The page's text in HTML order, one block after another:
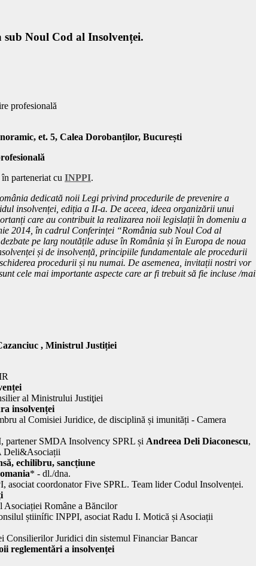
Noul Cod al Insolvenței.
profesională
et. 5, Calea Dorobanților, București
în parteneriat cu INPPI.
dedicată noii Legi privind procedurile de prevenire a
insolvenței, ediția a II-a. De aceea, ideea organizării unui
care au contribuit la realizarea noii legislații în domeniu a
2014, în cadrul Conferinței “România sub Noul Cod al
pe larg noutățile aduse în România și în Europa de noua
și de insolvență, principiile fundamentale ale procedurii
procedurii și nu numai. De asemenea, invitații nostri vor
cele mai importante aspecte care ar fi trebuit să fie incluse /mai
, Ministrul Justiției
al Ministrului Justiţiei
insolvenței
al Comisiei Juridice, de disciplină și imunități - Camera
partener SMDA Insolvency SPRL și Andreea Deli Diaconescu,
Deli&Asociații
echilibru, sancțiune
* - dl./dna.
asociat coordonator Five SPRL. Team lider Codul Insolvenței.
Asociației Române a Băncilor
știinífic INPPI, asociat Radu I. Motică și Asociații
Consilierilor Juridici din sistemul Financiar Bancar
reglementări a insolvenței